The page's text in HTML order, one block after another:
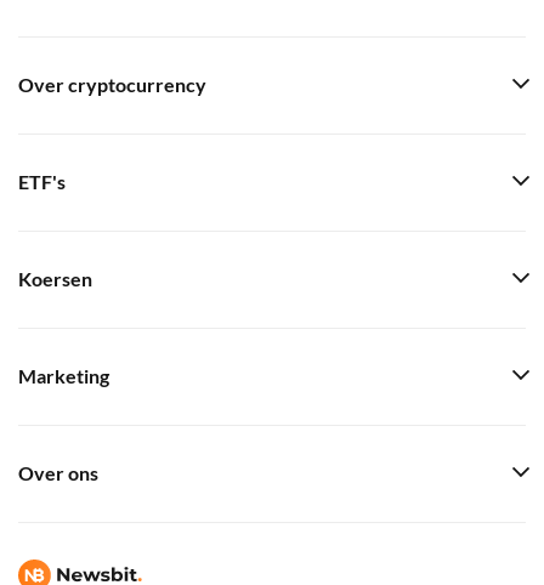
Over cryptocurrency
ETF's
Koersen
Marketing
Over ons